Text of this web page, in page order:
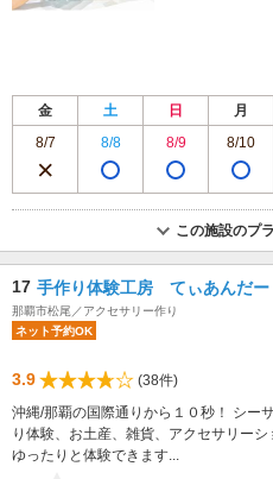
金 土 日 月
8/7
8/8 8/9 8/10
この施設のプ
17 手作り体験工房 てぃあんだー
那覇市松尾／アクセサリー作り
ネット予約OK
3.9
(38件)
沖縄/那覇の国際通りから１０秒！ シー
り体験、お土産、雑貨、アクセサリー
ゆったりと体験できます...